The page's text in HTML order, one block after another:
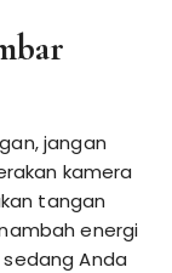
jangan
kamera
tangan
energi
Anda